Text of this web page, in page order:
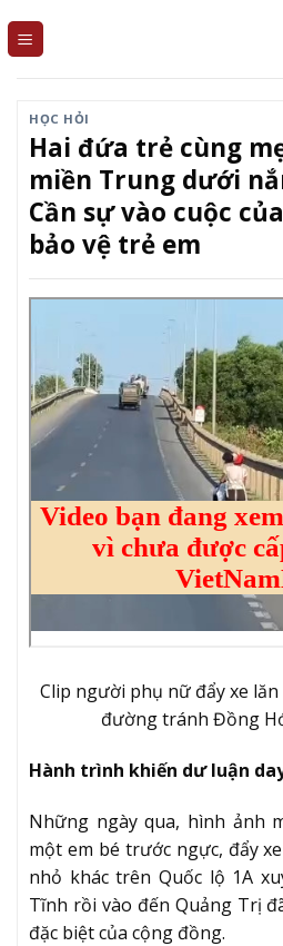
HỌC HỎI
Hai đứa trẻ cùng
miền Trung dưới
Cần sự vào cuộc
bảo vệ trẻ em
Clip người phụ nữ đẩy xe
đường tránh Đồng
Hành trình khiến dư luận
Những ngày qua, hình ảnh
một em bé trước ngực, đẩy
nhỏ khác trên Quốc lộ 1A
Tĩnh rồi vào đến Quảng Trị
đặc biệt của cộng đồng.